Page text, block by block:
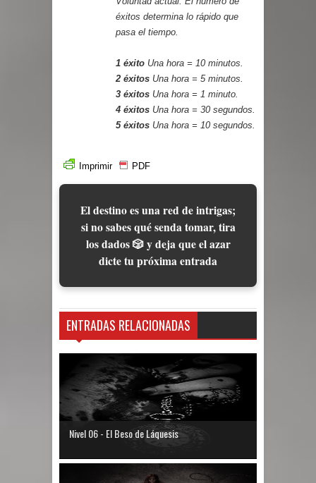
éxitos determina lo rápido que
pasa el tiempo.
1 éxito Una hora = 10 minutos.
2 éxitos Una hora = 5 minutos.
3 éxitos Una hora = 1 minuto.
4 éxitos Una hora = 30 segundos.
5 éxitos Una hora = 10 segundos.
Imprimir PDF
El destino es una red de intrigas;
si no sabes qué senda tomar, tira
los dados 🎲 y deja que el azar
dicte tu próxima entrada
ENTRADAS RELACIONADAS
Nivel 06 - El Beso de Láquesis